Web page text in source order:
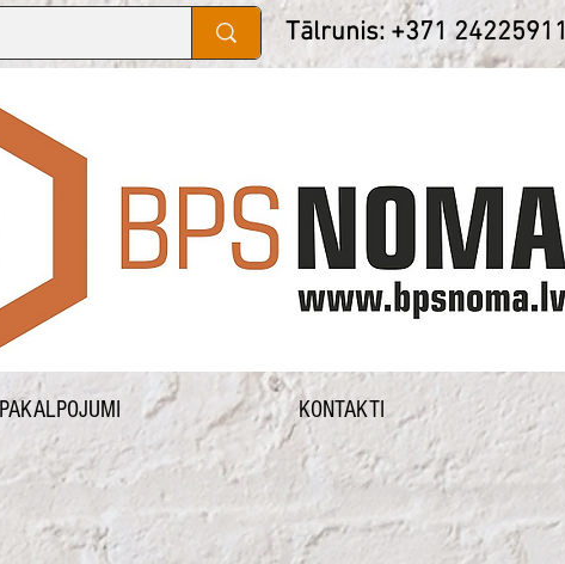
Tālrunis: +371 24225911
PAKALPOJUMI KONTAKTI